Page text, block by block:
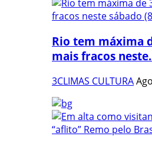
Rio tem máxima
mais fracos
3CLIMAS CULTURA